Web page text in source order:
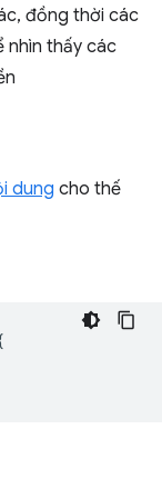
đồng thời các
nhìn thấy các
dung cho thế